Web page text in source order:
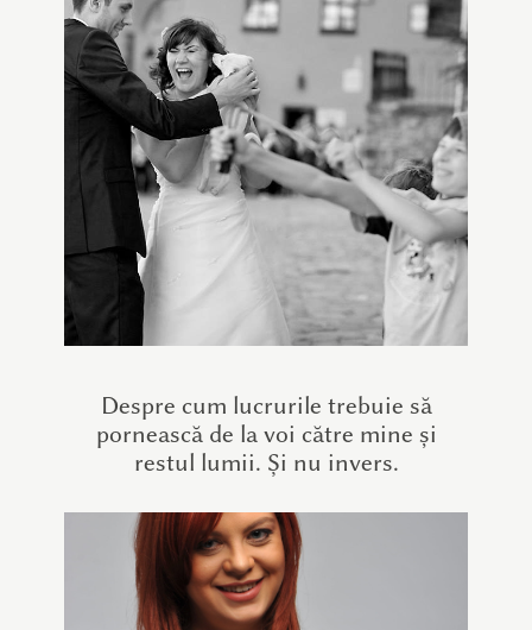
Despre cum lucrurile trebuie să
pornească de la voi către mine și
restul lumii. Și nu invers.